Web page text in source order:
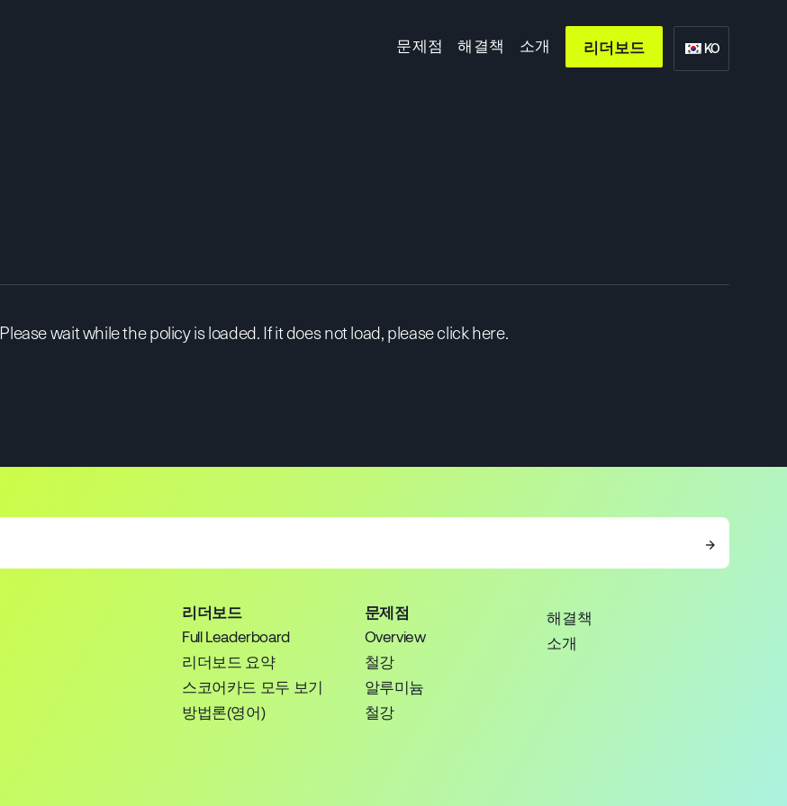
문제점 해결책 소개 리더보드 KO
Please wait while the policy is loaded. If it does not load, pleaseclick here.
→
리더보드
Full Leaderboard
리더보드 요약
스코어카드 모두 보기
방법론(영어)
문제점
Overview
철강
알루미늄
철강
해결책
소개